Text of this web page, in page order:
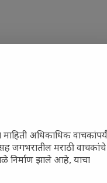
अधिकाधिक
जगभरातील मराठी वाचकांचे
झाले आहे, याचा